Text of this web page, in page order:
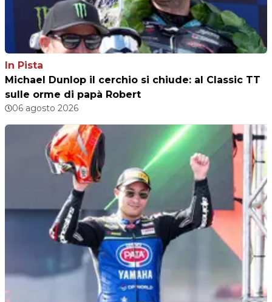
In Pista
Michael Dunlop il cerchio si chiude: al Classic TT
sulle orme di papà Robert
06 agosto 2026